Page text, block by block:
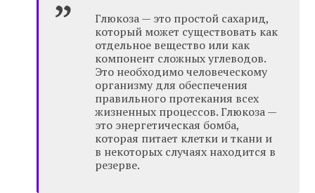
Глюкоза — это простой сахарид,
который может существовать как
отдельное вещество или как
компонент сложных углеводов.
Это необходимо человеческому
организму для обеспечения
правильного протекания всех
жизненных процессов. Глюкоза —
это энергетическая бомба,
которая питает клетки и ткани и
в некоторых случаях находится в
резерве.